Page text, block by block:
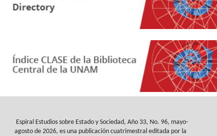
Espiral Estudios sobre Estado y Sociedad, Año 33, No. 96, mayo-
agosto de 2026, es una publicación cuatrimestral editada por la